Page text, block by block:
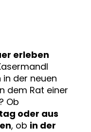
erleben
der neuen
dem Rat einer
Ob
oder aus
, ob in der